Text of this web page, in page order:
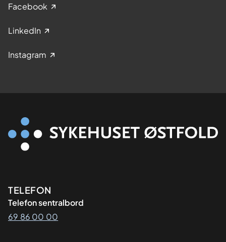
Facebook
LinkedIn
Instagram
Kontaktinformasjon
TELEFON
Telefon sentralbord
69 86 00 00